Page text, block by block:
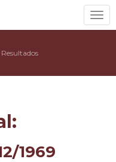
Resultados
1969